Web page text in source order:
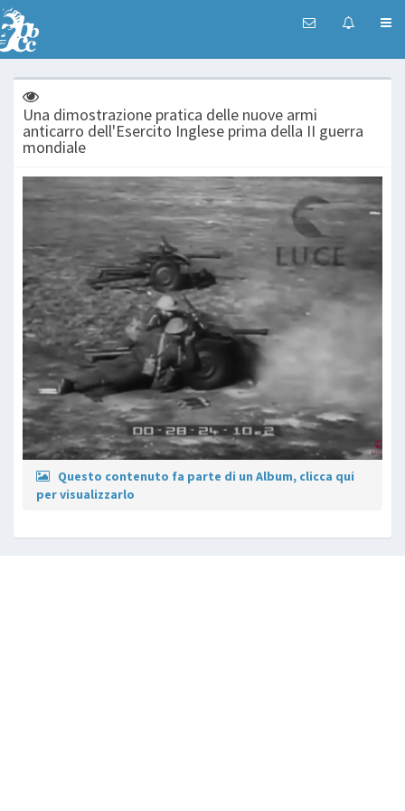
Una dimostrazione pratica delle nuove armi
anticarro dell'Esercito Inglese prima della II guerra
mondiale
Questo contenuto fa parte di un Album, clicca qui
per visualizzarlo